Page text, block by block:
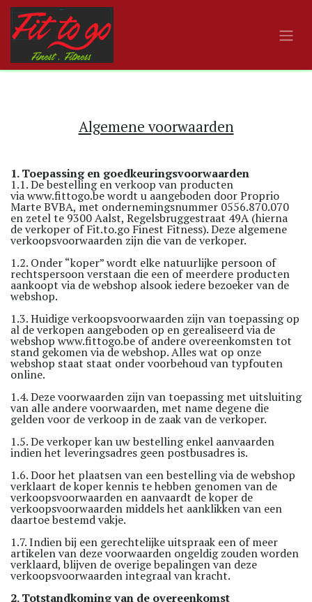
Overslaan naar inhoud
Algemene voorwaarden
1. Toepassing en goedkeuringsvoorwaarden
1.1. De bestelling en verkoop van producten
viawww.fittogo.bewordt u aangeboden door Proprio
Marte BVBA, met ondernemingsnummer 0556.870.070
en zetel te 9300 Aalst, Regelsbruggestraat 49A (hierna
de verkoper of Fit.to.go Finest Fitness). Deze algemene
verkoopsvoorwaarden zijn die van de verkoper.
1.2. Onder “koper” wordt elke natuurlijke persoon of
rechtspersoon verstaan die een of meerdere producten
aankoopt via de webshop alsook iedere bezoeker van de
webshop.
1.3. Huidige verkoopsvoorwaarden zijn van toepassing op
al de verkopen aangeboden op en gerealiseerd via de
webshop www.fittogo.be of andere overeenkomsten tot
stand gekomen via de webshop. Alles wat op onze
webshop staat staat onder voorbehoud van typfouten
online.
1.4. Deze voorwaarden zijn van toepassing met uitsluiting
van alle andere voorwaarden, met name degene die
gelden voor de verkoop in de zaak van de verkoper.
1.5. De verkoper kan uw bestelling enkel aanvaarden
indien het leveringsadres geen postbusadres is.
1.6. Door het plaatsen van een bestelling via de webshop
verklaart de koper kennis te hebben genomen van de
verkoopsvoorwaarden en aanvaardt de koper de
verkoopsvoorwaarden middels het aanklikken van een
daartoe bestemd vakje.
1.7. Indien bij een gerechtelijke uitspraak een of meer
artikelen van deze voorwaarden ongeldig zouden worden
verklaard, blijven de overige bepalingen van deze
verkoopsvoorwaarden integraal van kracht.
2. Totstandkoming van de overeenkomst